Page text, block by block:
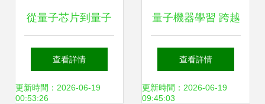
從量子芯片到量子
計算 本源量子帶來
的顛覆性技術大解
查看詳情
更新時間：2026-06-19
00:53:26
量子機器學習 跨越
偉大前程與技術難
關，走向現實服務
查看詳情
更新時間：2026-06-19
09:45:03